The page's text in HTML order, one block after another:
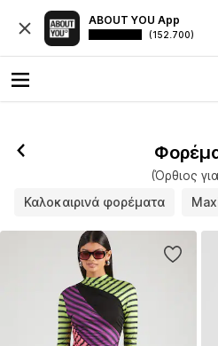
ABOUT YOU App
(152.700)
(Όρθιος
Καλοκαιρινά φορέματα